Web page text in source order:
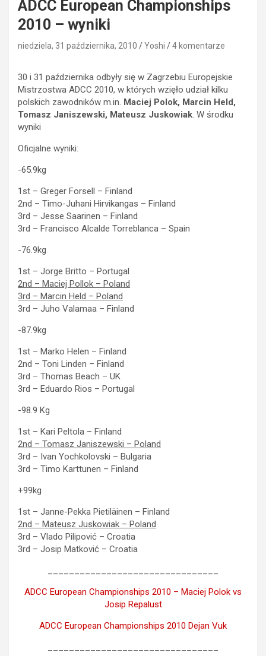
ADCC European Championships
2010 – wyniki
niedziela, 31 października, 2010 Yoshi 4 komentarze
30 i 31 października odbyły się w Zagrzebiu Europejskie
Mistrzostwa ADCC 2010, w których wzięło udział kilku
polskich zawodników m.in. Maciej Polok, Marcin Held,
Tomasz Janiszewski, Mateusz Juskowiak. W środku
wyniki
Oficjalne wyniki:
-65.9kg
1st – Greger Forsell – Finland
2nd – Timo-Juhani Hirvikangas – Finland
3rd – Jesse Saarinen – Finland
3rd – Francisco Alcalde Torreblanca – Spain
-76.9kg
1st – Jorge Britto – Portugal
2nd – Maciej Pollok – Poland
3rd – Marcin Held – Poland
3rd – Juho Valamaa – Finland
-87.9kg
1st – Marko Helen – Finland
2nd – Toni Linden – Finland
3rd – Thomas Beach – UK
3rd – Eduardo Rios – Portugal
-98.9 Kg
1st – Kari Peltola – Finland
2nd – Tomasz Janiszewski – Poland
3rd – Ivan Yochkolovski – Bulgaria
3rd – Timo Karttunen – Finland
+99kg
1st – Janne-Pekka Pietiläinen – Finland
2nd – Mateusz Juskowiak – Poland
3rd – Vlado Pilipović – Croatia
3rd – Josip Matković – Croatia
ADCC European Championships 2010 – Maciej Polok vs
Josip Repalust
ADCC European Championships 2010 Dejan Vuk